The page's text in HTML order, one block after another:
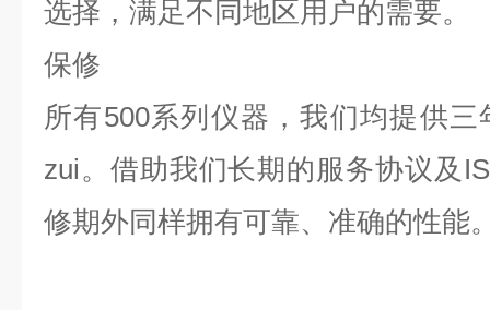
选择，满足不同地区用户的需要。
保修
所有500系列仪器，我们均提供
zui。借助我们长期的服务协议及
修期外同样拥有可靠、准确的性能